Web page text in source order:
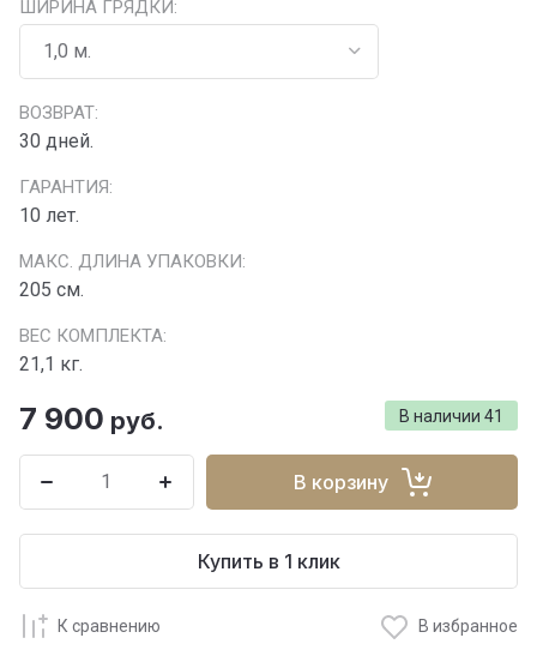
ШИРИНА ГРЯДКИ:
ВОЗВРАТ:
30 дней.
ГАРАНТИЯ:
10 лет.
МАКС. ДЛИНА УПАКОВКИ:
205 см.
ВЕС КОМПЛЕКТА:
21,1 кг.
В наличии 41
7 900 руб.
В корзину
Купить в 1 клик
К сравнению В избранное